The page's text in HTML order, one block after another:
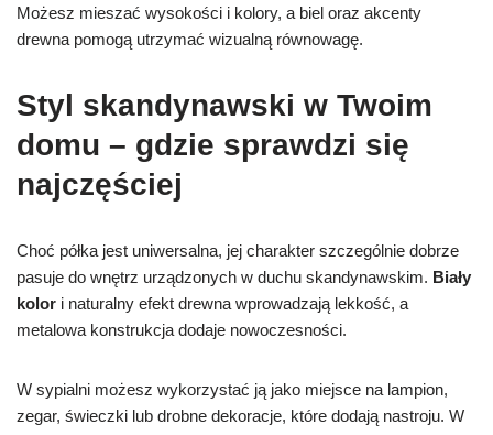
Możesz mieszać wysokości i kolory, a biel oraz akcenty
drewna pomogą utrzymać wizualną równowagę.
Styl skandynawski w Twoim
domu – gdzie sprawdzi się
najczęściej
Choć półka jest uniwersalna, jej charakter szczególnie dobrze
pasuje do wnętrz urządzonych w duchu skandynawskim. Biały
kolor i naturalny efekt drewna wprowadzają lekkość, a
metalowa konstrukcja dodaje nowoczesności.
W sypialni możesz wykorzystać ją jako miejsce na lampion,
zegar, świeczki lub drobne dekoracje, które dodają nastroju. W